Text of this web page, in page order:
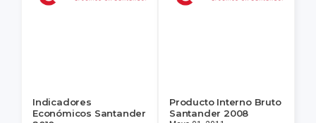
Indicadores
Económicos Santander
Producto Interno Bruto
Santander 2008